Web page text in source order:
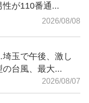
が110番通...
2026/08/08
玉で午後、激し
台風、最大...
2026/08/07